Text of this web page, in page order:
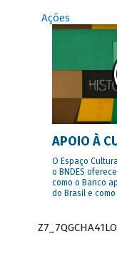
Ações
APOIO À
O Espaço
o BNDES
como o Banco
do Brasil e